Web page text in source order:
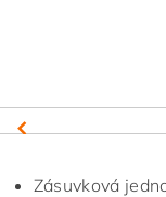
Zásuvková